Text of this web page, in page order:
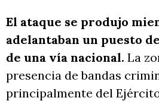
El ataque se produjo
adelantaban un puesto
de una vía nacional. La
presencia de bandas
principalmente del